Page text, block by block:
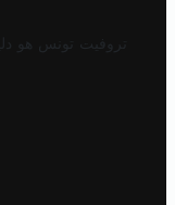
تروفيت تونس هو